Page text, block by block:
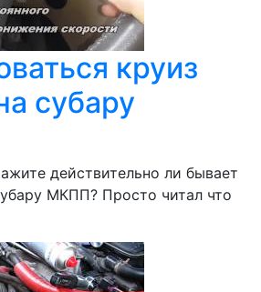
круиз
субару
действительно ли бывает
МКПП? Просто читал что